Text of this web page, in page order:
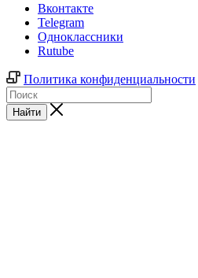
Вконтакте
Telegram
Одноклассники
Rutube
Политика конфиденциальности
Найти